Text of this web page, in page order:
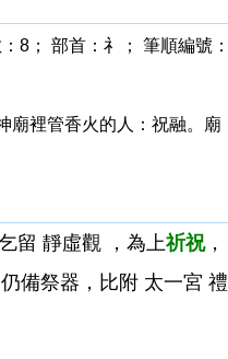
8； 部首：礻； 筆順編號：
廟裡管香火的人：祝融。廟
留 靜虛觀 ，為上祈祝，
備祭器，比附 太一宮 禮